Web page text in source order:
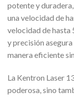
potente y
una velocidad de
velocidad de hasta
y precisión
manera eficiente
La Kentron Laser
poderosa, sino